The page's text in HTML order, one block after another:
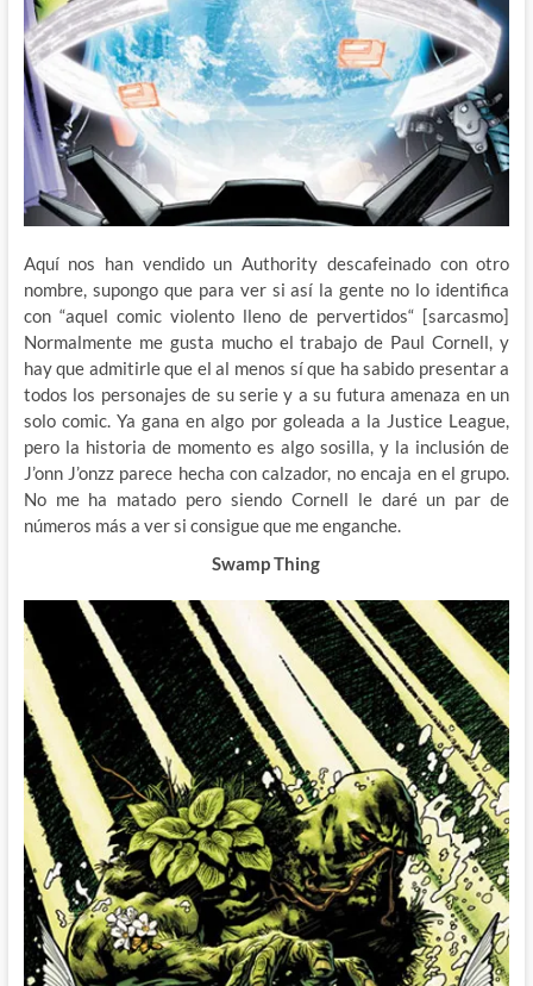
Aquí nos han vendido un Authority descafeinado con otro
nombre, supongo que para ver si así la gente no lo identifica
con “aquel comic violento lleno de pervertidos“ [sarcasmo]
Normalmente me gusta mucho el trabajo de Paul Cornell, y
hay que admitirle que el al menos sí que ha sabido presentar a
todos los personajes de su serie y a su futura amenaza en un
solo comic. Ya gana en algo por goleada a la Justice League,
pero la historia de momento es algo sosilla, y la inclusión de
J’onn J’onzz parece hecha con calzador, no encaja en el grupo.
No me ha matado pero siendo Cornell le daré un par de
números más a ver si consigue que me enganche.
Swamp Thing